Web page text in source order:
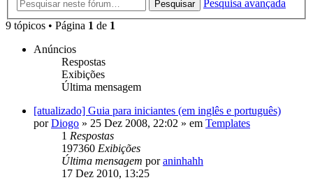
Pesquisar
Pesquisa avançada
9 tópicos • Página 1 de 1
Anúncios
Respostas
Exibições
Última mensagem
[atualizado] Guia para iniciantes (em inglês e português)
porDiogo » 25 Dez 2008, 22:02 » em Templates
1 Respostas
197360 Exibições
Última mensagem poraninhahh
17 Dez 2010, 13:25